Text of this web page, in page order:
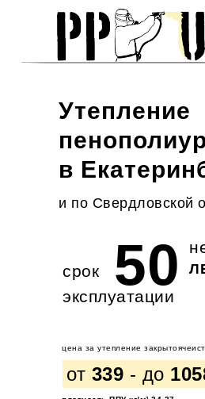
Утепление
в
и по Свердловской
от 339 - до
цена за утепление
срок
эксплуатации
50